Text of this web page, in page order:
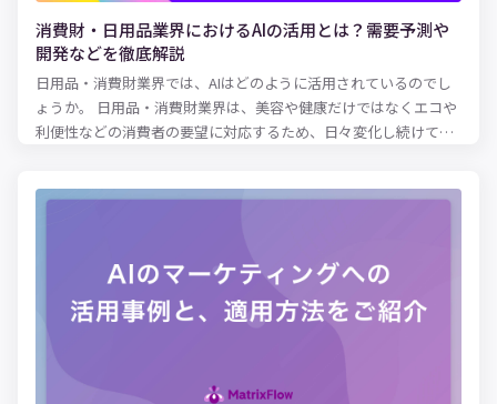
消費財・日用品業界におけるAIの活用とは？需要予測や
開発などを徹底解説
日用品・消費財業界では、AIはどのように活用されているのでし
ょうか。 日用品・消費財業界は、美容や健康だけではなくエコや
利便性などの消費者の要望に対応するため、日々変化し続けてい
品・消費財企業の変化には欠かせません。AIを活用して消費者行
法からAIの活用へと移り、最高水準の予測値で消費者の要望に対
応しようと努めているのです。 当記事では日用品・消費財業界の
AIの活用事例をふまえながらまとめました。ぜひ最後までご覧く